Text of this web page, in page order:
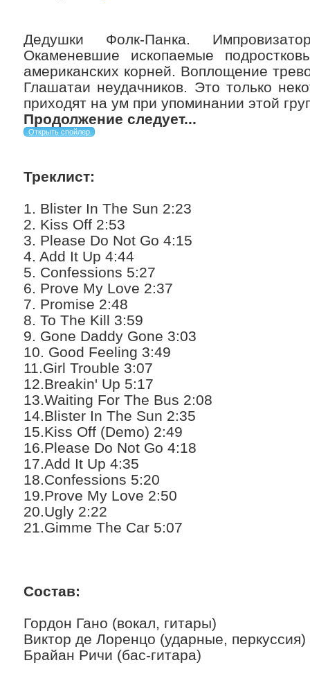
Дедушки Фолк-Панка.
Окаменевшие ископаемые
американских корней. Воплощение
Глашатаи неудачников. Это только
приходят на ум при упоминании этой
Продолжение следует...
Треклист:
1. Blister In The Sun 2:23
2. Kiss Off 2:53
3. Please Do Not Go 4:15
4. Add It Up 4:44
5. Confessions 5:27
6. Prove My Love 2:37
7. Promise 2:48
8. To The Kill 3:59
9. Gone Daddy Gone 3:03
10. Good Feeling 3:49
11.Girl Trouble 3:07
12.Breakin' Up 5:17
13.Waiting For The Bus 2:08
14.Blister In The Sun 2:35
15.Kiss Off (Demo) 2:49
16.Please Do Not Go 4:18
17.Add It Up 4:35
18.Confessions 5:20
19.Prove My Love 2:50
20.Ugly 2:22
21.Gimme The Car 5:07
Состав:
Гордон Гано (вокал, гитары)
Виктор де Лоренцо (ударные, перкуссия)
Брайан Ричи (бас-гитара)